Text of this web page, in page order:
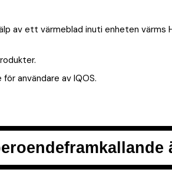
av ett värmeblad inuti enheten värms
användare av IQOS.